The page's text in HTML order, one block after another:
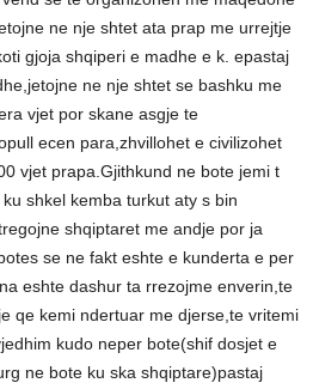
ne nje shtet ata prap me urrejtje
gjoja shqiperi e madhe e k. epastaj
ne nje shtet se bashku me
vjet por skane asgje te
ecen para,zhvillohet e civilizohet
vjet prapa.Gjithkund ne bote jemi t
shkel kemba turkut aty s bin
shqiptaret me andje por ja
se ne fakt eshte e kunderta e per
eshte dashur ta rrezojme enverin,te
qe kemi ndertuar me djerse,te vritemi
kudo neper bote(shif dosjet e
ne bote ku ska shqiptare)pastaj